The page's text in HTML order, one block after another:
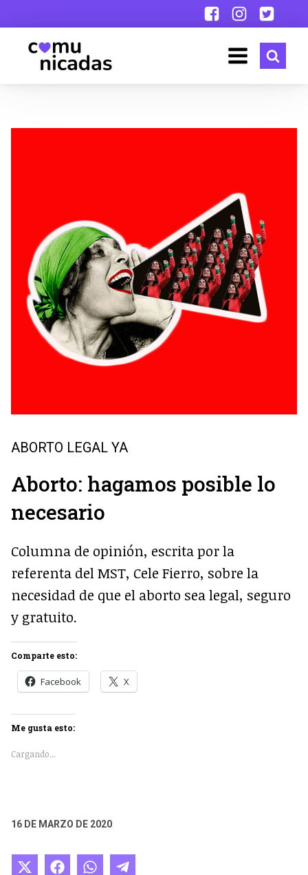
ABORTO LEGAL YA
Aborto: hagamos posible lo
necesario
Columna de opinión, escrita por la
referenta del MST, Cele Fierro, sobre la
necesidad de que el aborto sea legal, seguro
y gratuito.
Comparte esto:
Facebook X
Me gusta esto:
Cargando...
16 DE MARZO DE 2020